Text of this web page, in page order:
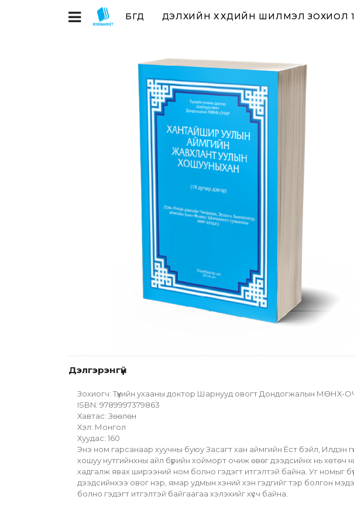
БҮГД ДЭЛХИЙН ХҮҮХДИЙН ШИЛМЭЛ ЗОХИОЛ
Дэлгэрэнгүй
Зохиогч: Түүхийн ухааны доктор Шарнууд овогт Дондогжалын МӨНХ-
ISBN: 9789997379863
Хавтас: Зөөлөн
Хэл: Монгол
Хуудас: 160
Энэ ном гарсанаар хуучны буюу Засагт хан аймгийн Ёст бэйл,
хошуу нутгийнхны айл бүрийн хойморт очиж өвөг дээдсийнх нь хөтөч
хадгалж явах ширээний ном болно гэдэгт итгэлтэй байна. Уг номыг
дээдсийнхээ овог нэр, ямар удмын хэний хэн гэдгийг тэр болгон
болно гэдэгт итгэлтэй байгаагаа хэлэхийг хүсч байна.